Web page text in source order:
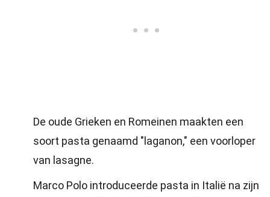
De oude Grieken en Romeinen maakten een
soort pasta genaamd "laganon," een voorloper
van lasagne.
Marco Polo introduceerde pasta in Italië na zijn